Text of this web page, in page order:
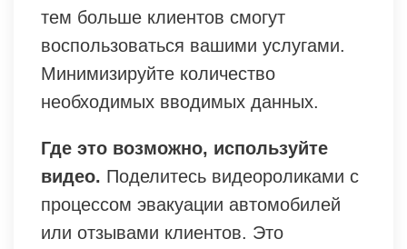
тем больше клиентов смогут
воспользоваться вашими услугами.
Минимизируйте количество
необходимых вводимых данных.
Где это возможно, используйте
видео. Поделитесь видеороликами с
процессом эвакуации автомобилей
или отзывами клиентов. Это